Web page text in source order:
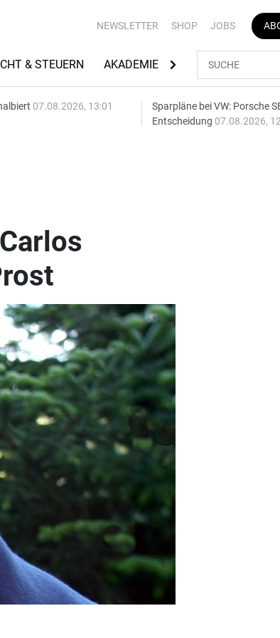
NEWSLETTER SHOP JOBS
& STEUERN AKADEMIE AUTOMARKEN
07.08.2026, 13:01
Sparpläne bei VW: Porsche
Entscheidung 07.08.2026,